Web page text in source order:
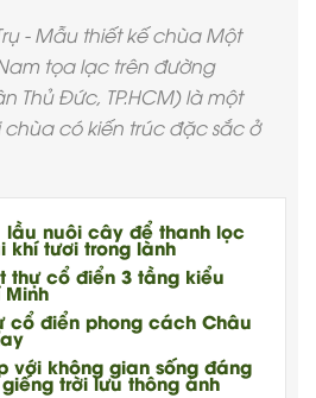
- Mẫu thiết kế chùa Một
tọa lạc trên đường
Thủ Đức, TP.HCM) là một
có kiến trúc đặc sắc ở
lầu nuôi cây để thanh lọc
khí tươi trong lành
thự cổ điển 3 tầng kiểu
Minh
cổ điển phong cách Châu
với không gian sống đáng
trời lưu thông ánh